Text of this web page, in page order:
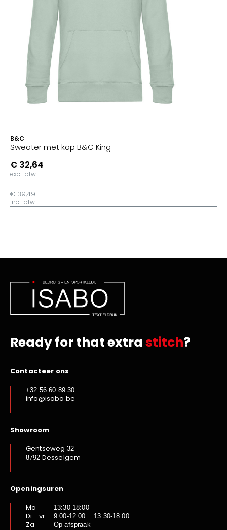
B&C
Sweater met kap B&C King
€ 32,64
excl. btw
€ 39,49
incl. btw
Ready for that extra stitch?
Contacteer ons
+32 56 60 89 30
info@isabo.be
Showroom
Gentseweg 32
8792 Desselgem
Openingsuren
Ma
13:30-18:00
Di - vr 9:00-12:00 13:30-18:00
Za Op afspraak